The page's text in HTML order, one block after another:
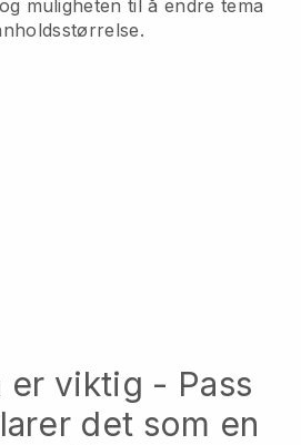
muligheten til å endre tema
er viktig - Pass
det som en